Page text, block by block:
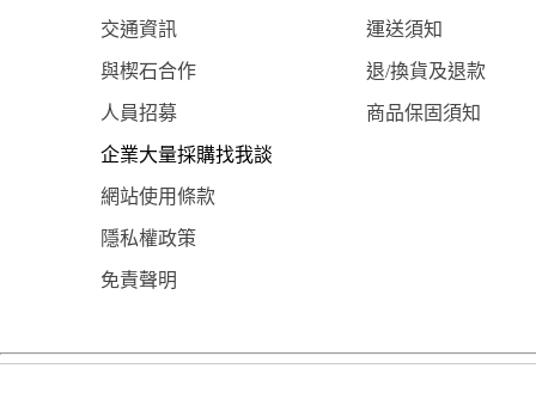
交通資訊 運送須知
與楔石合作 退/換貨及退款
人員招募 商品保固須知
企業大量採購找我談
網站使用條款
隱私權政策
免責聲明